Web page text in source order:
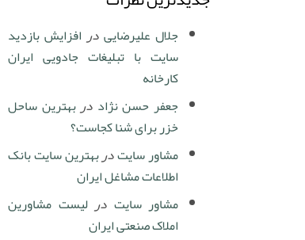
جلال علیرضاییدرافزایش بازدید
سایت با تبلیغات جادویی ایران
کارخانه
جعفر حسن نژاد دربهترین ساحل
خزر برای شنا کجاست؟
مشاور سایتدربهترین سایت بانک
اطلاعات مشاغل ایران
مشاور سایت درلیست مشاورین
املاک صنعتی ایران